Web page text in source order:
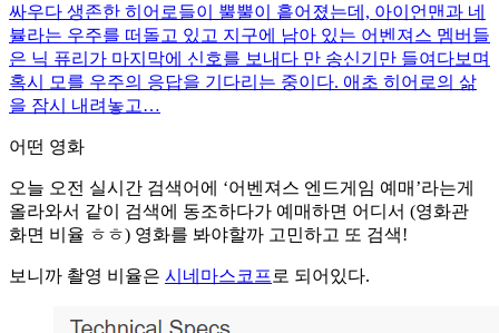
싸우다 생존한 히어로들이 뿔뿔이 흩어졌는데, 아이언맨과 네
뷸라는 우주를 떠돌고 있고 지구에 남아 있는 어벤져스 멤버들
은 닉 퓨리가 마지막에 신호를 보내다 만 송신기만 들여다보며
혹시 모를 우주의 응답을 기다리는 중이다. 애초 히어로의 삶
을 잠시 내려놓고…
어떤 영화
오늘 오전 실시간 검색어에 ‘어벤져스 엔드게임 예매’라는게
올라와서 같이 검색에 동조하다가 예매하면 어디서 (영화관
화면 비율 ㅎㅎ) 영화를 봐야할까 고민하고 또 검색!
보니까 촬영 비율은 시네마스코프 로 되어있다.